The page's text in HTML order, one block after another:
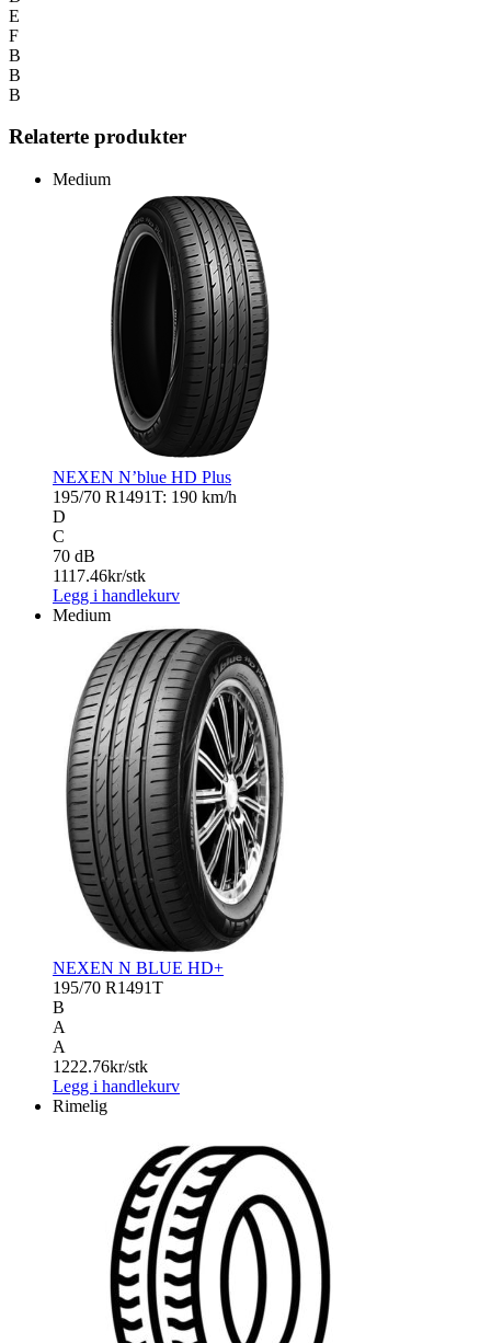
E
F
B
B
B
Relaterte produkter
Medium
NEXEN N’blue HD Plus
195/70 R1491T: 190 km/h
D
C
70 dB
1117.46kr/stk
Legg i handlekurv
Medium
NEXEN N BLUE HD+
195/70 R1491T
B
A
A
1222.76kr/stk
Legg i handlekurv
Rimelig